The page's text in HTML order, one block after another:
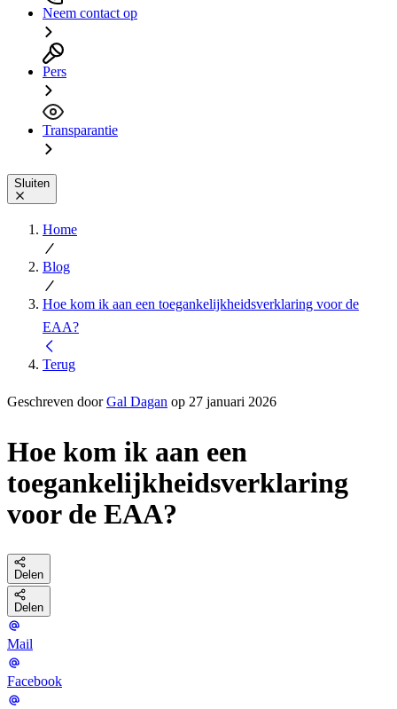
Neem contact op
Pers
Transparantie
Sluiten
Home
Blog
Hoe kom ik aan een toegankelijkheidsverklaring voor de
EAA?
Terug
Geschreven doorGal Dagan op 27 januari 2026
Hoe kom ik aan een
toegankelijkheidsverklaring
voor de EAA?
Delen
Delen
Mail
Facebook